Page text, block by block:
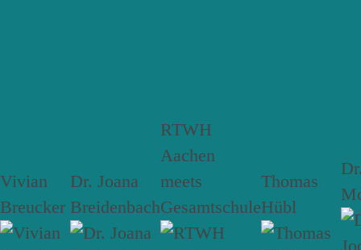
Vivian
Breucker
Dr. Joana
Breidenbach
RTWH
Aachen
meets
Gesamtschule
Thomas
Hübl